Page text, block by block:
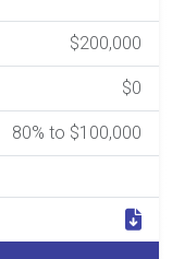
$200,000
$0
80% to $100,000